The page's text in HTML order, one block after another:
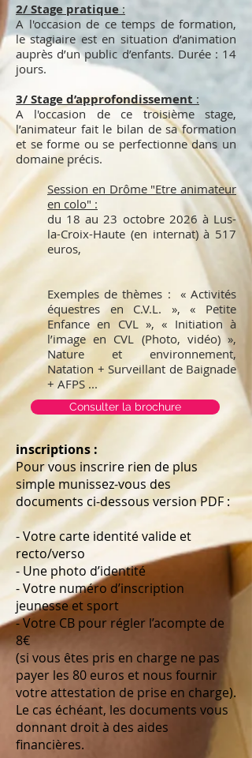
2/ Stage pratique :
A l'occasion de ce temps de formation,
le stagiaire est en situation d’animation
auprès d’un public d’enfants. ​Durée : 14
jours.
3/ Stage d’approfondissement :
A l'occasion de ce troisième stage,
l’animateur fait le bilan de sa formation
et se forme ou se perfectionne dans un
domaine précis.
Session en Drôme "Etre animateur
en colo" :
du 18 au 23 octobre 2026 à Lus-
la-Croix-Haute (en internat) à 517
euros,
Exemples de thèmes : « Activités
équestres en C.V.L. », « Petite
Enfance en CVL », « Initiation à
l’image en CVL (Photo, vidéo) »,
Nature et environnement,
Natation + Surveillant de Baignade
+ AFPS ...
Consulter la brochure
inscriptions :
Pour vous inscrire rien de plus
simple munissez-vous des
documents ci-dessous version PDF :
- Votre carte identité valide et
recto/verso
- Une photo d’identité
- Votre numéro d’inscription
jeunesse et sport
- Votre CB pour régler l’acompte de
8€
(si vous êtes pris en charge ne pas
payer les 80 euros et nous fournir
votre attestation de prise en charge).
Le cas échéant, les documents vous
donnant droit à des aides
financières.